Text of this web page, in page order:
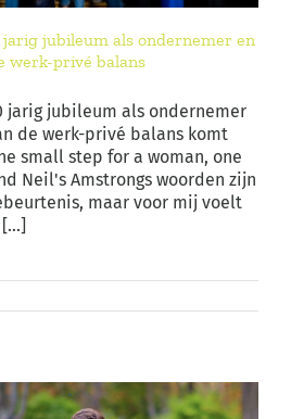
jubileum als ondernemer en
werk-privé balans
jarig jubileum als ondernemer
de werk-privé balans komt
small step for a woman, one
Neil's Amstrongs woorden zijn
maar voor mij voelt